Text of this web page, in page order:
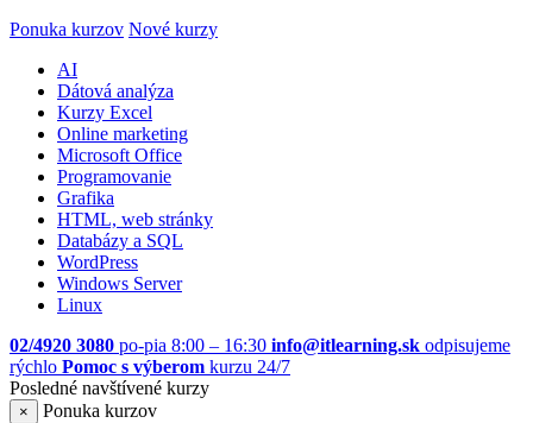
Ponuka kurzov Nové kurzy
AI
Dátová analýza
Kurzy Excel
Online marketing
Microsoft Office
Programovanie
Grafika
HTML, web stránky
Databázy a SQL
WordPress
Windows Server
Linux
02/4920 3080 po-pia 8:00 – 16:30 info@itlearning.sk odpisujeme
rýchlo Pomoc s výberom kurzu 24/7
Posledné navštívené kurzy
×
Ponuka kurzov